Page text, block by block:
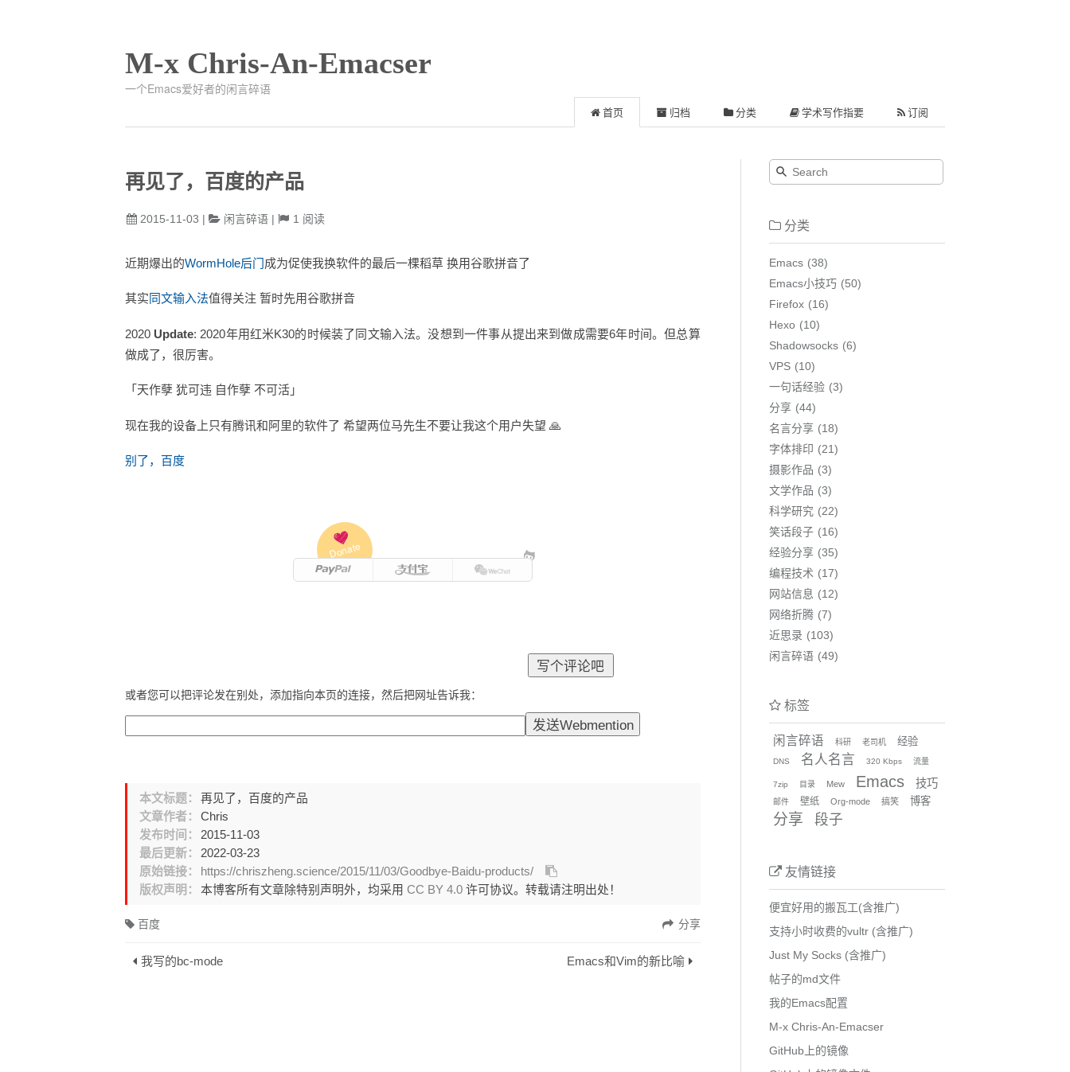
M-x Chris-An-Emacser
一个Emacs爱好者的闲言碎语
首页 归档 分类 学术写作指要 订阅
再见了，百度的产品
2015-11-03 | 闲言碎语 | 1 阅读
近期爆出的WormHole后门成为促使我换软件的最后一棵稻草 换用谷歌拼音了
其实同文输入法值得关注 暂时先用谷歌拼音
2020 Update: 2020年用红米K30的时候装了同文输入法。没想到一件事从提出来到做成需要6年时间。但总算
做成了，很厉害。
「天作孽 犹可违 自作孽 不可活」
现在我的设备上只有腾讯和阿里的软件了 希望两位马先生不要让我这个用户失望 🙏
别了，百度
Donate
或者您可以把评论发在别处，添加指向本页的连接，然后把网址告诉我：
本文标题：
再见了，百度的产品
文章作者：
Chris
发布时间：
2015-11-03
最后更新：
2022-03-23
原始链接：
https://chriszheng.science/2015/11/03/Goodbye-Baidu-products/
版权声明：
本博客所有文章除特别声明外，均采用CC BY 4.0 许可协议。转载请注明出处！
分享
百度
我写的bc-mode Emacs和Vim的新比喻
分类
Emacs
38
Emacs小技巧
50
Firefox
16
Hexo
10
Shadowsocks
6
VPS
10
一句话经验
3
分享
44
名言分享
18
字体排印
21
摄影作品
3
文学作品
3
科学研究
22
笑话段子
16
经验分享
35
编程技术
17
网站信息
12
网络折腾
7
近思录
103
闲言碎语
49
标签
闲言碎语 科研 老司机 经验
DNS 名人名言 320 Kbps 流量
7zip 目录 Mew Emacs 技巧
邮件 壁纸 Org-mode 搞笑 博客
分享 段子
友情链接
便宜好用的搬瓦工(含推广)
支持小时收费的vultr (含推广)
Just My Socks (含推广)
帖子的md文件
我的Emacs配置
M-x Chris-An-Emacser
GitHub上的镜像